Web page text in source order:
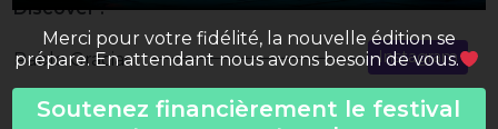
Discover :
Pablo Gracias Instagram
Merci pour votre fidélité, la nouvelle édition se
prépare. En attendant nous avons besoin de vous.
Soutenez financièrement le festival